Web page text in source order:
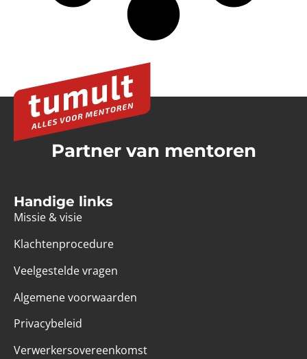
Partner van mentoren
Handige links
Missie & visie
Klachtenprocedure
Veelgestelde vragen
Algemene voorwaarden
Privacybeleid
Verwerkersovereenkomst